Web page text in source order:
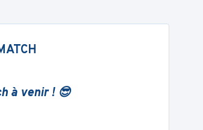
à venir ! 😎